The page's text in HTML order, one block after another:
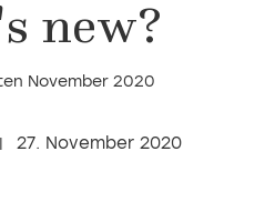
new?
November 2020
27. November 2020